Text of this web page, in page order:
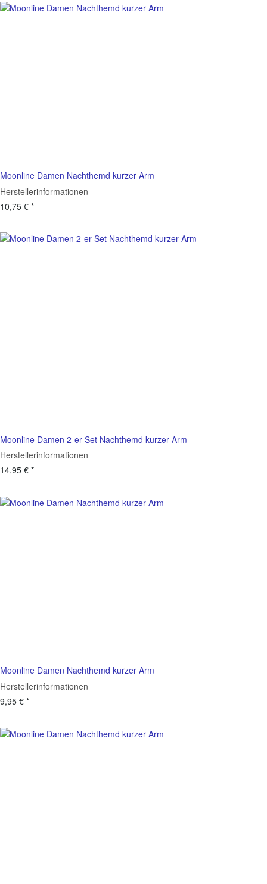
Moonline Damen Nachthemd kurzer Arm
Herstellerinformationen
10,75 € *
Moonline Damen 2-er Set Nachthemd kurzer Arm
Herstellerinformationen
14,95 € *
Moonline Damen Nachthemd kurzer Arm
Herstellerinformationen
9,95 € *